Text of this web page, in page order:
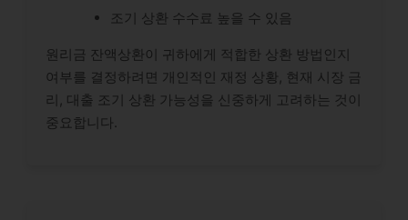
조기 상환 수수료 높을 수 있음
원리금 잔액상환이 귀하에게 적합한 상환 방법인지
여부를 결정하려면 개인적인 재정 상황, 현재 시장 금
리, 대출 조기 상환 가능성을 신중하게 고려하는 것이
중요합니다.